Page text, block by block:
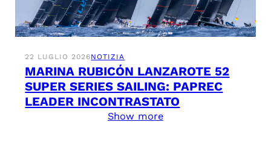
22 LUGLIO 2026NOTIZIA
MARINA RUBICÓN LANZAROTE 52
SUPER SERIES SAILING: PAPREC
LEADER INCONTRASTATO
Show more